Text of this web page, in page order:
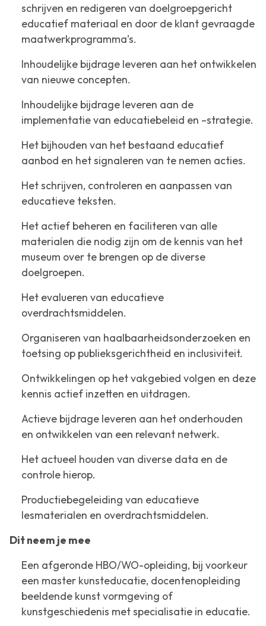
schrijven en redigeren van doelgroepgericht
educatief materiaal en door de klant gevraagde
maatwerkprogramma’s.
Inhoudelijke bijdrage leveren aan het ontwikkelen
van nieuwe concepten.
Inhoudelijke bijdrage leveren aan de
implementatie van educatiebeleid en –strategie.
Het bijhouden van het bestaand educatief
aanbod en het signaleren van te nemen acties.
Het schrijven, controleren en aanpassen van
educatieve teksten.
Het actief beheren en faciliteren van alle
materialen die nodig zijn om de kennis van het
museum over te brengen op de diverse
doelgroepen.
Het evalueren van educatieve
overdrachtsmiddelen.
Organiseren van haalbaarheidsonderzoeken en
toetsing op publieksgerichtheid en inclusiviteit.
Ontwikkelingen op het vakgebied volgen en deze
kennis actief inzetten en uitdragen.
Actieve bijdrage leveren aan het onderhouden
en ontwikkelen van een relevant netwerk.
Het actueel houden van diverse data en de
controle hierop.
Productiebegeleiding van educatieve
lesmaterialen en overdrachtsmiddelen.
Dit neem je mee
Een afgeronde HBO/WO-opleiding, bij voorkeur
een master kunsteducatie, docentenopleiding
beeldende kunst vormgeving of
kunstgeschiedenis met specialisatie in educatie.